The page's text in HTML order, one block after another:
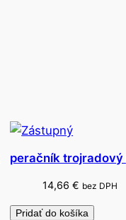
A
A
1
peračník trojradový
14,66€ bez DPH
Pridať do košíka